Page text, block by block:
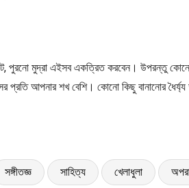
পুরনো মুদ্রা এইসব একত্রিত করবেন। উপরন্তু
প্রতি আপনার শখ বেশি। কোনো কিছু বানানোর
সঙ্গীতজ্ঞ সাহিত্য খেলাধুলা